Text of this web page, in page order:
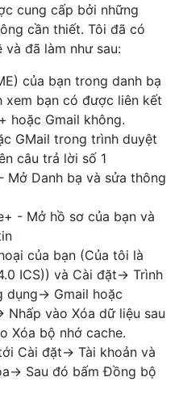
cung cấp bởi những
cần thiết. Tôi đã có
đã làm như sau:
của bạn trong danh bạ
xem bạn có được liên kết
hoặc Gmail không.
GMail trong trình duyệt
câu trả lời số 1
Mở Danh bạ và sửa thông
- Mở hồ sơ của bạn và
của bạn (Của tôi là
ICS)) và Cài đặt-> Trình
dụng-> Gmail hoặc
Nhấp vào Xóa dữ liệu sau
Xóa bộ nhớ cache.
Cài đặt-> Tài khoản và
> Sau đó bấm Đồng bộ